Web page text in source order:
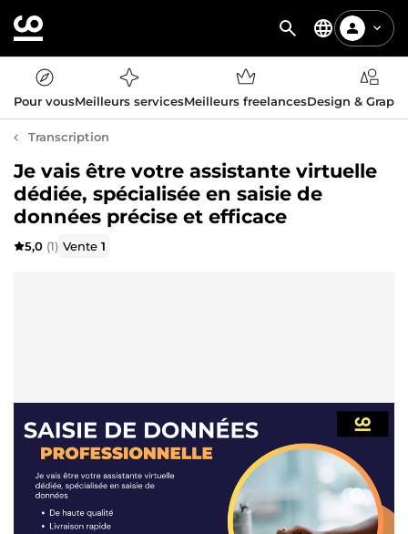
Pour vousMeilleurs servicesMeilleurs freelancesDesign &
Transcription
Je vais être votre assistante virtuelle
dédiée, spécialisée en saisie de
données précise et efficace
5,0 (1) Vente1